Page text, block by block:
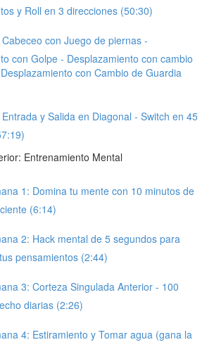
y Roll en 3 direcciones (50:30)
con Juego de piernas -
con Golpe - Desplazamiento con cambio
con Cambio de Guardia
y Salida en Diagonal - Switch en 45
Entrenamiento Mental
1: Domina tu mente con 10 minutos de
(6:14)
2: Hack mental de 5 segundos para
pensamientos (2:44)
3: Corteza Singulada Anterior - 100
diarias (2:26)
4: Estiramiento y Tomar agua (gana la